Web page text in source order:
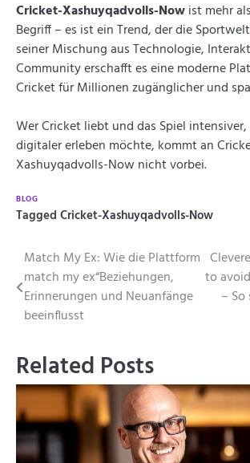
Cricket-Xashuyqadvolls-Nowist mehr
Begriff – es ist ein Trend, der die
seiner Mischung aus Technologie,
Community erschafft es eine moderne
Cricket für Millionen zugänglicher und
Wer Cricket liebt und das Spiel
digitaler erleben möchte, kommt an
Xashuyqadvolls-Now nicht vorbei.
BLOG
Tagged Cricket-Xashuyqadvolls-Now
Beitragsnavigation
Match My Ex: Wie die Plattform
match my ex“Beziehungen,
Erinnerungen und Neuanfänge
beeinflusst
to
–
Related Posts